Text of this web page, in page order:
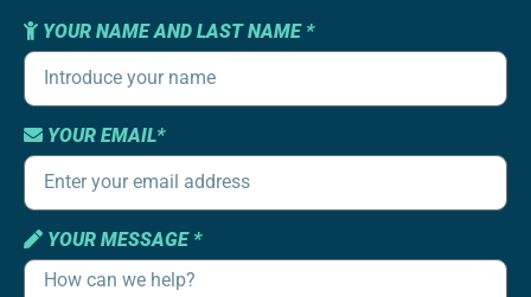
YOUR NAME AND LAST NAME *
YOUR EMAIL*
YOUR MESSAGE *